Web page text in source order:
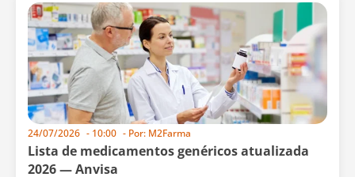
24/07/2026 - 10:00 - Por: M2Farma
Lista de medicamentos genéricos atualizada
2026 — Anvisa